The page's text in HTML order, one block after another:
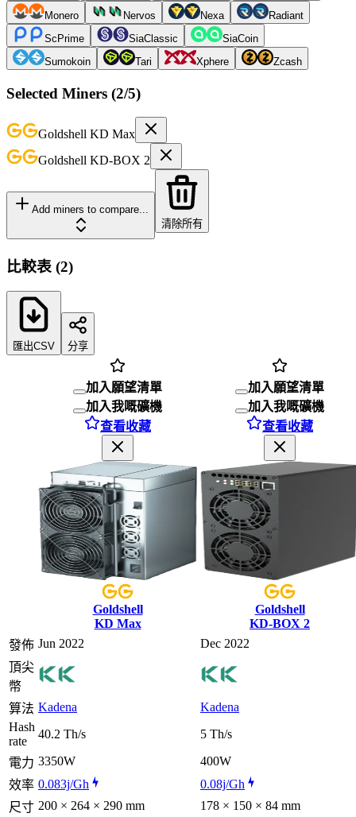
Monero
Nervos Nexa
Radiant
ScPrime
SiaClassic
SiaCoin
Sumokoin
Tari Xphere Zcash
Selected Miners (2/5)
Goldshell KD Max
Goldshell KD-BOX 2
Add miners to compare...
清除所有
比較表 (2)
匯出CSV 分享
加入願望清單
加入我嘅礦機
查看收藏
Goldshell
KD Max
加入願望清單
加入我嘅礦機
查看收藏
Goldshell
KD-BOX 2
發佈 Jun 2022
Dec 2022
頂尖
幣
算法 Kadena
Kadena
Hash
rate
40.2 Th/s 5 Th/s
電力 3350W
400W
效率 0.083j/Gh
0.08j/Gh
尺寸 200 × 264 × 290 mm
178 × 150 × 84 mm